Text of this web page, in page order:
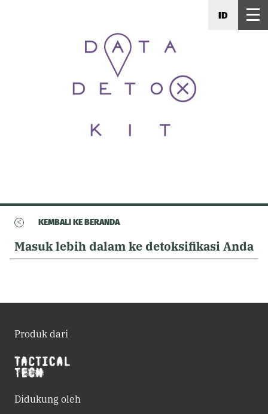
ID
< KEMBALI KE BERANDA
Masuk lebih dalam ke detoksifikasi Anda
Produk dari
Didukung oleh